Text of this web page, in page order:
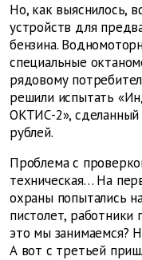
Но, как выяснилось,
устройств для
бензина.
специальные
рядовому
решили испытать
OKTИС-2»,
рублей.
Проблема с
техническая… На
охраны попытались
пистолет, работники
это мы занимаемся?
А вот с третьей